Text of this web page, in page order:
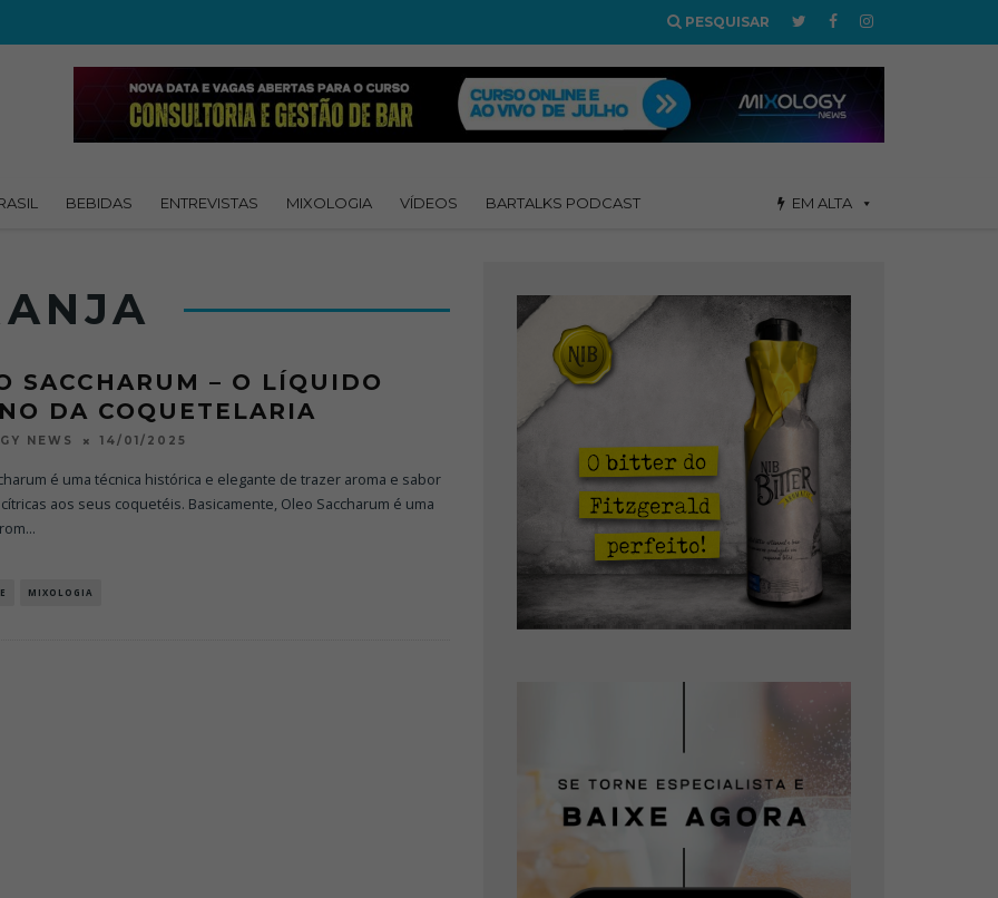
PESQUISAR
BEBIDAS ENTREVISTAS MIXOLOGIA VÍDEOS BARTALKS PODCAST EM ALTA
SACCHARUM – O LÍQUIDO
DA COQUETELARIA
NEWS 14/01/2025
é uma técnica histórica e elegante de trazer aroma e sabor
aos seus coquetéis. Basicamente, Oleo Saccharum é uma
...
MIXOLOGIA